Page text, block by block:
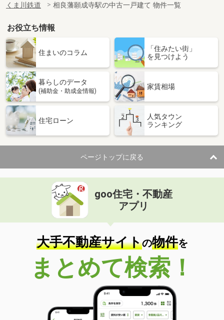
くま川鉄道
相良藩願成寺駅の中古一戸建て 物件一覧
お役立ち情報
住まいのコラム
「住みたい街」
を見つけよう
暮らしのデータ
(補助金・助成金情報)
家賃相場
住宅ローン
人気タウン
ランキング
ページトップに戻る
goo住宅・不動産
アプリ
大手不動産サイトの物件を
まとめて検索！